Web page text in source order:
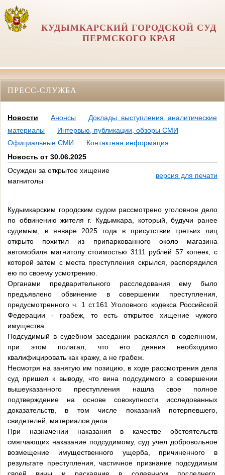
КУДЫМКАРСКИЙ ГОРОДСКОЙ СУД
ПЕРМСКОГО КРАЯ
ПРЕСС-СЛУЖБА
Новости Анонсы
Доклады, выступления, аналитические
материалы
Интервью, публикации, обзоры СМИ
Официальные СМИ
Контактная информация
Новость от 30.06.2025
Осужден за открытое хищение
магнитолы
версия для печати
Кудымкарским городским судом рассмотрено уголовное дело
по обвинению жителя г. Кудымкара, который, будучи ранее
судимым, в январе 2025 года в присутствии третьих лиц
открыто похитил из припаркованного около магазина
автомобиля магнитолу стоимостью 3111 рублей 57 копеек, с
которой затем с места преступления скрылся, распорядился
ею по своему усмотрению.
Органами предварительного расследования ему было
предъявлено обвинение в совершении преступления,
предусмотренного ч. 1 ст.161 Уголовного кодекса Российской
Федерации - грабеж, то есть открытое хищение чужого
имущества.
Подсудимый в судебном заседании раскаялся в содеянном,
при этом полагал, что его деяния необходимо
квалифицировать как кражу, а не грабеж.
Несмотря на занятую им позицию, в ходе рассмотрения дела
суд пришел к выводу, что вина подсудимого в совершении
вышеуказанного преступления нашла свое полное
подтверждение на основе совокупности исследованных
доказательств, в том числе показаний потерпевшего,
свидетелей, материалов дела.
При назначении наказания в качестве обстоятельств
смягчающих наказание подсудимому, суд учел добровольное
возмещение имущественного ущерба, причиненного в
результате преступления, частичное признание подсудимым